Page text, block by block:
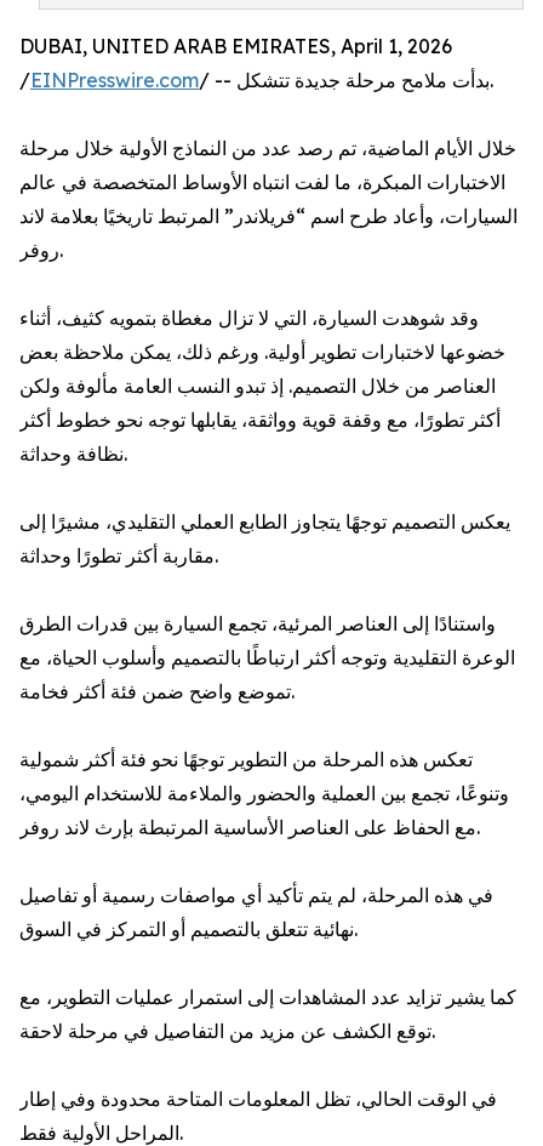
DUBAI, UNITED ARAB EMIRATES, April 1, 2026
/EINPresswire.com / -- بدأت ملامح مرحلة جديدة تتشكل.
خلال الأيام الماضية، تم رصد عدد من النماذج الأولية خلال مرحلة
الاختبارات المبكرة، ما لفت انتباه الأوساط المتخصصة في عالم
السيارات، وأعاد طرح اسم “فريلاندر” المرتبط تاريخيًا بعلامة لاند
روفر.
وقد شوهدت السيارة، التي لا تزال مغطاة بتمويه كثيف، أثناء
خضوعها لاختبارات تطوير أولية. ورغم ذلك، يمكن ملاحظة بعض
العناصر من خلال التصميم. إذ تبدو النسب العامة مألوفة ولكن
أكثر تطورًا، مع وقفة قوية وواثقة، يقابلها توجه نحو خطوط أكثر
نظافة وحداثة.
يعكس التصميم توجهًا يتجاوز الطابع العملي التقليدي، مشيرًا إلى
مقاربة أكثر تطورًا وحداثة.
واستنادًا إلى العناصر المرئية، تجمع السيارة بين قدرات الطرق
الوعرة التقليدية وتوجه أكثر ارتباطًا بالتصميم وأسلوب الحياة، مع
تموضع واضح ضمن فئة أكثر فخامة.
تعكس هذه المرحلة من التطوير توجهًا نحو فئة أكثر شمولية
وتنوعًا، تجمع بين العملية والحضور والملاءمة للاستخدام اليومي،
مع الحفاظ على العناصر الأساسية المرتبطة بإرث لاند روفر.
في هذه المرحلة، لم يتم تأكيد أي مواصفات رسمية أو تفاصيل
نهائية تتعلق بالتصميم أو التمركز في السوق.
كما يشير تزايد عدد المشاهدات إلى استمرار عمليات التطوير، مع
توقع الكشف عن مزيد من التفاصيل في مرحلة لاحقة.
في الوقت الحالي، تظل المعلومات المتاحة محدودة وفي إطار
المراحل الأولية فقط.